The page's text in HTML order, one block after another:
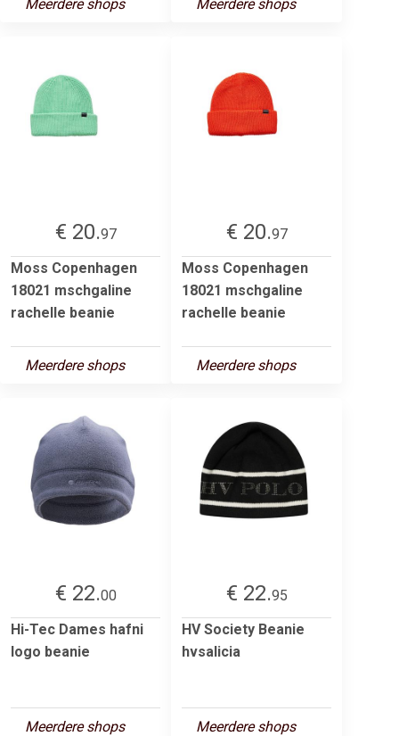
Meerdere shops Meerdere shops
€ 20.97
Moss Copenhagen
18021 mschgaline
rachelle beanie
Meerdere shops
€ 20.97
Moss Copenhagen
18021 mschgaline
rachelle beanie
Meerdere shops
€ 22.00
Hi-Tec Dames hafni
logo beanie
Meerdere shops
€ 22.95
HV Society Beanie
hvsalicia
Meerdere shops